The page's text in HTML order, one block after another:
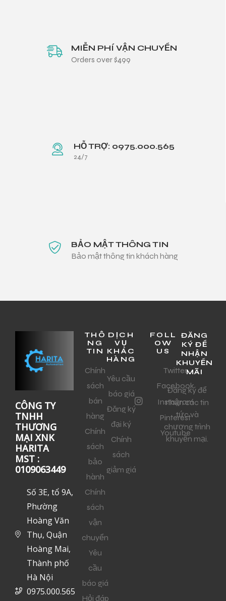
MIỄN PHÍ VẬN CHUYỂN
Orders over $499
HỖ TRỢ: 0975.000.565
24/7
BẢO MẬT THÔNG TIN
Bảo mật thông tin khách hàng
CÔNG TY
TNHH
THƯƠNG
MẠI XNK
HARITA
MST :
0109063449
Số 3E, tổ 9A,
Phường
Hoàng Văn
Thụ, Quận
Hoàng Mai,
Thành phố
Hà Nội
0975.000.565
THÔ
NG
TIN
Chính
sách
bán
hàng
Chính
sách
bảo
hành
Chính
sách
vận
chuyển
Yêu
cầu
báo giá
Hỏi đáp
DỊCH
VỤ
KHÁC
HÀNG
Yêu cầu
báo giá
Đăng ký
đại ký
Chính
sách
giảm giá
FOLL
OW
US
Twitter
Facebook
Instagram
Pinterest
Youtube
ĐĂNG
KÝ ĐỂ
NHẬN
KHUYẾN
MÃI
Đăng ký để
nhận các tin
tức và
chương trình
khuyến mại.